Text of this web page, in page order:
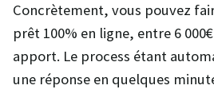
Concrètement, vous pouvez
prêt 100% en ligne, entre 6
apport. Le process étant
une réponse en quelques